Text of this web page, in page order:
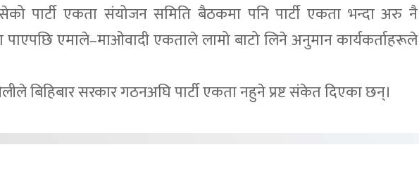
पार्टी एकता संयोजन समिति बैठकमा पनि पार्टी एकता भन्दा अरु नै
पाएपछि एमाले–माओवादी एकताले लामो बाटो लिने अनुमान कार्यकर्ताहरूले
बिहिबार सरकार गठनअघि पार्टी एकता नहुने प्रष्ट संकेत दिएका छन्।